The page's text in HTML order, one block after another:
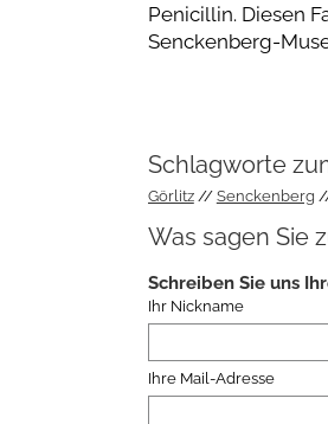
Penicillin. Diesen
Senckenberg-
Schlagworte
Görlitz Senckenberg
Was sagen Sie
Schreiben Sie uns
Ihr Nickname
Ihre Mail-Adresse